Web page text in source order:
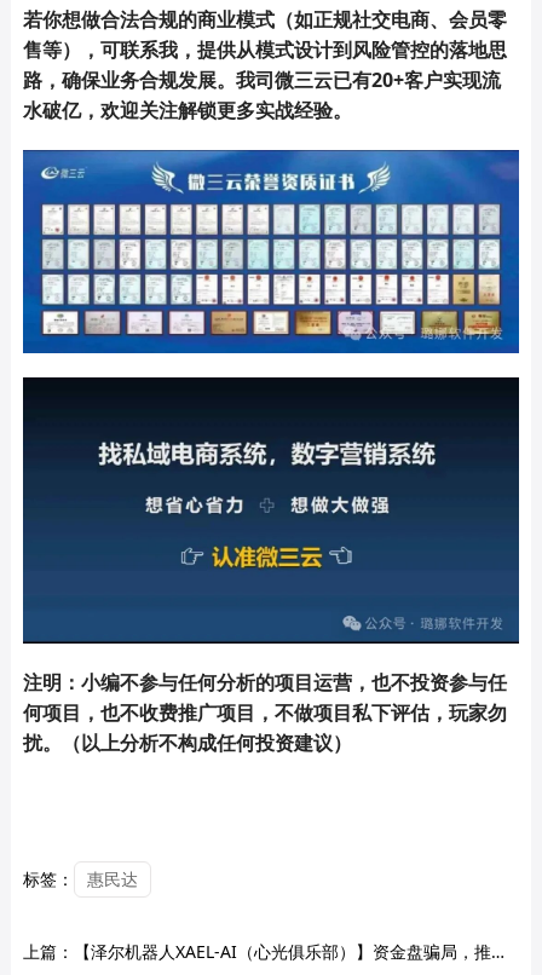
若你想做合法合规的商业模式（如正规社交电商、会员零
售等），可联系我，提供从模式设计到风险管控的落地思
路，确保业务合规发展。我司微三云已有20+客户实现流
水破亿，欢迎关注解锁更多实战经验。
注明：小编不参与任何分析的项目运营，也不投资参与任
何项目，也不收费推广项目，不做项目私下评估，玩家勿
扰。（以上分析不构成任何投资建议）
标签： 惠民达
上篇：
【泽尔机器人XAEL-AI（心光俱乐部）】资金盘骗局，推出各种高收益理财活动，随时崩盘跑路！